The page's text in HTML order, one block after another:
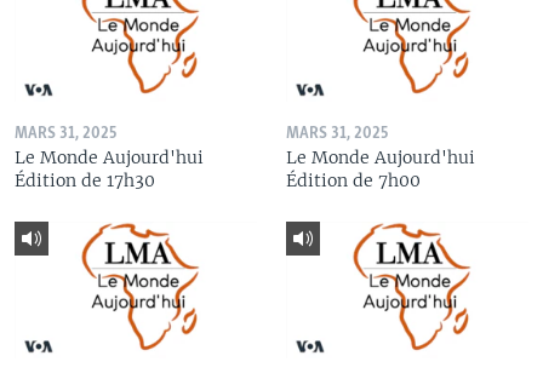
MARS 31, 2025
Le Monde Aujourd'hui
Édition de 17h30
MARS 31, 2025
Le Monde Aujourd'hui
Édition de 7h00